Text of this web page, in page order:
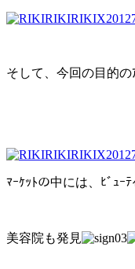
そして、今回の目的の
ﾏｰｹｯﾄの中には、ﾋﾞｭｰﾃ
美容院も発見